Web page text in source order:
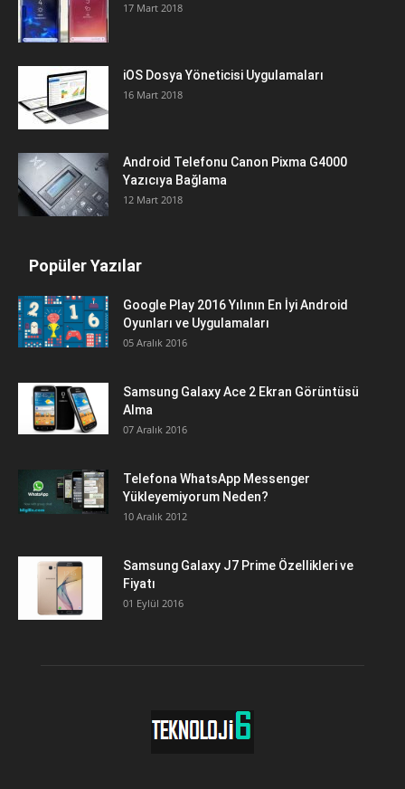
17 Mart 2018
iOS Dosya Yöneticisi Uygulamaları
16 Mart 2018
Android Telefonu Canon Pixma G4000
Yazıcıya Bağlama
12 Mart 2018
Popüler Yazılar
Google Play 2016 Yılının En İyi Android
Oyunları ve Uygulamaları
05 Aralık 2016
Samsung Galaxy Ace 2 Ekran Görüntüsü
Alma
07 Aralık 2016
Telefona WhatsApp Messenger
Yükleyemiyorum Neden?
10 Aralık 2012
Samsung Galaxy J7 Prime Özellikleri ve
Fiyatı
01 Eylül 2016